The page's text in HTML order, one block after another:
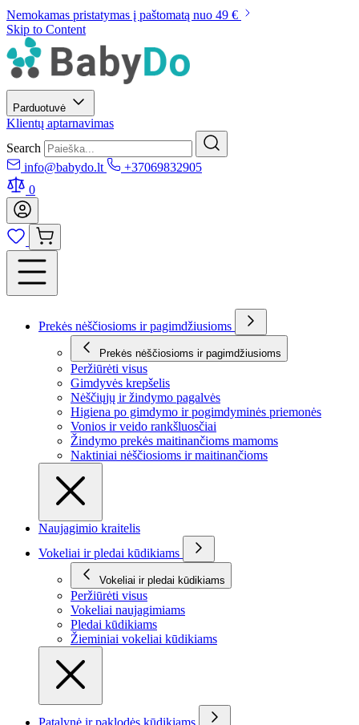
Nemokamas pristatymas į paštomatą nuo 49 €
Skip to Content
Parduotuvė
Klientų aptarnavimas
Search
info@babydo.lt
+37069832905
0
Prekės nėščiosioms ir pagimdžiusioms
Prekės nėščiosioms ir pagimdžiusioms
Peržiūrėti visus
Gimdyvės krepšelis
Nėščiųjų ir žindymo pagalvės
Higiena po gimdymo ir pogimdyminės priemonės
Vonios ir veido rankšluosčiai
Žindymo prekės maitinančioms mamoms
Naktiniai nėščiosioms ir maitinančioms
Naujagimio kraitelis
Vokeliai ir pledai kūdikiams
Vokeliai ir pledai kūdikiams
Peržiūrėti visus
Vokeliai naujagimiams
Pledai kūdikiams
Žieminiai vokeliai kūdikiams
Patalynė ir paklodės kūdikiams